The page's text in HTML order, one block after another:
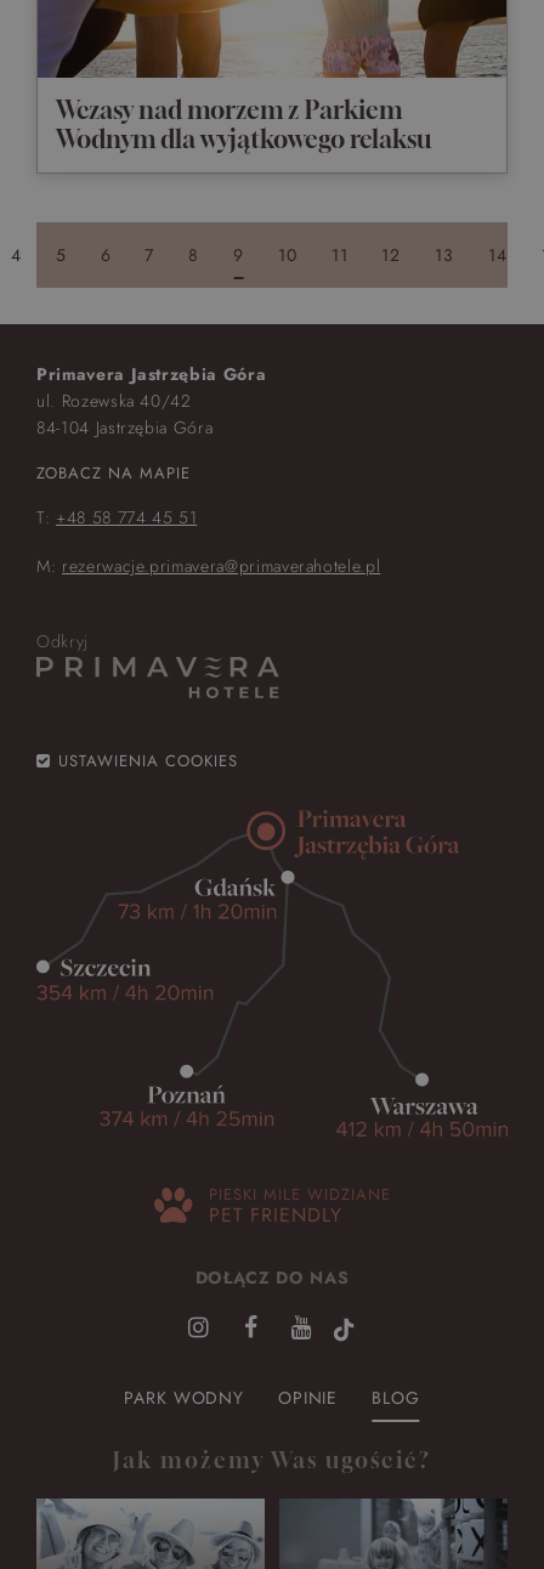
Wczasy nad morzem z Parkiem
Wodnym dla wyjątkowego relaksu
4 5 6 7 8 9 10 11 12 13 14
Primavera Jastrzębia Góra
ul. Rozewska 40/42
84-104 Jastrzębia Góra
ZOBACZ NA MAPIE
T: +48 58 774 45 51
M: rezerwacje.primavera@primaverahotele.pl
Odkryj
USTAWIENIA COOKIES
PIESKI MILE WIDZIANE
PET FRIENDLY
DOŁĄCZ DO NAS
PARK WODNY OPINIE BLOG
Jak możemy Was ugościć?